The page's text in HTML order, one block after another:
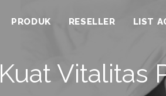
PRODUK RESELLER LIST
Vitalitas